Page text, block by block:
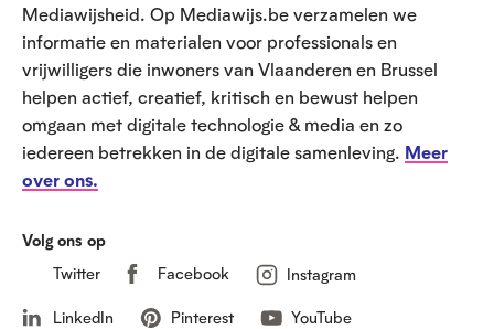
t
Mediawijsheid. Op Mediawijs.be verzamelen we
informatie en materialen voor professionals en
vrijwilligers die inwoners van Vlaanderen en Brussel
helpen actief, creatief, kritisch en bewust helpen
omgaan met digitale technologie & media en zo
iedereen betrekken in de digitale samenleving. Meer
over ons.
Volg ons op
Twitter
Facebook Instagram
LinkedIn Pinterest YouTube